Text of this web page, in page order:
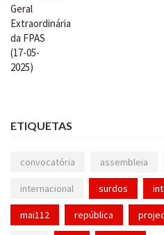
ETIQUETAS
convocatória assembleia
internacional surdos
mai112 república